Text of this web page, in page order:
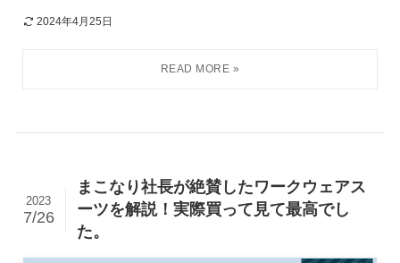
2024年4月25日
まこなり社長が絶賛したワークウェアス
ーツを解説！実際買って見て最高でし
た。
2023
7/26